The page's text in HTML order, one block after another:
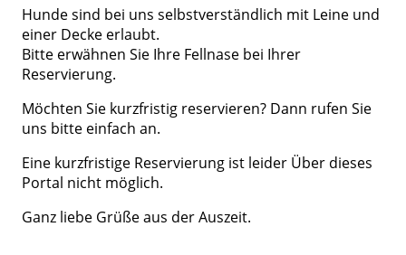
Hunde sind bei uns selbstverständlich mit Leine und
einer Decke erlaubt.
Bitte erwähnen Sie Ihre Fellnase bei Ihrer
Reservierung.
Möchten Sie kurzfristig reservieren? Dann rufen Sie
uns bitte einfach an.
Eine kurzfristige Reservierung ist leider Über dieses
Portal nicht möglich.
Ganz liebe Grüße aus der Auszeit.